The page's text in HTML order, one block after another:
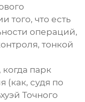
того, что есть
операций,
тонкой
парк
(как, судя по
Точного